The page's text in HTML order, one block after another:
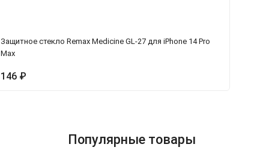
Защитное стекло Remax Medicine GL-27 для iPhone 14 Pro
Max
146 ₽
Популярные товары